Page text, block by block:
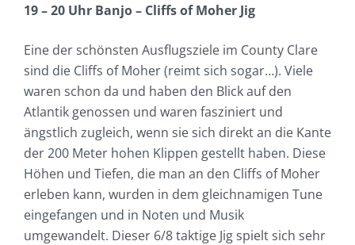
19 – 20 Uhr Banjo – Cliffs of Moher Jig
Eine der schönsten Ausflugsziele im County Clare
sind die Cliffs of Moher (reimt sich sogar…). Viele
waren schon da und haben den Blick auf den
Atlantik genossen und waren fasziniert und
ängstlich zugleich, wenn sie sich direkt an die Kante
der 200 Meter hohen Klippen gestellt haben. Diese
Höhen und Tiefen, die man an den Cliffs of Moher
erleben kann, wurden in dem gleichnamigen Tune
eingefangen und in Noten und Musik
umgewandelt. Dieser 6/8 taktige Jig spielt sich sehr